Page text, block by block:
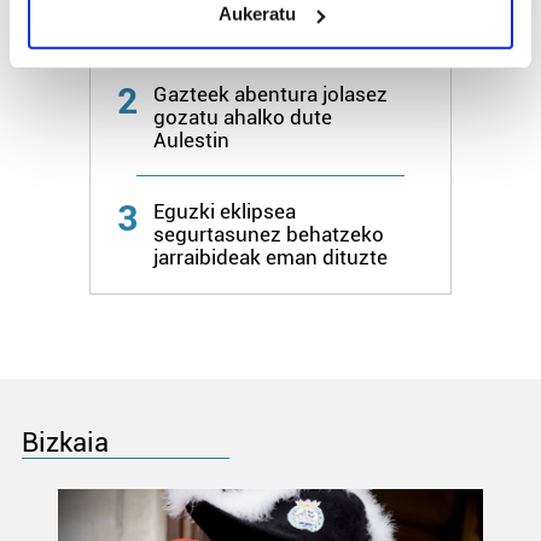
Identify your device by actively scanning it for
specific characteristics (fingerprinting)
and set your preferences in thedetails section
teknologia erabiliz, cookieak adibidez, iragarki eta eduki
pertsonalizatuak eskaintzeko, iragarkiak eta edukia
interes komertzial legitimoetan babesten dira. Ikusi gure
bazkideen zerrenda, beren ustez zein helburutarako
duten interes legitimoa eta horren aurka nola egin
dezakezun ikusteko.
Aukeratu
nagusia"
2
Gazteek abentura jolasez
gozatu ahalko dute
Aulestin
3
Eguzki eklipsea
segurtasunez behatzeko
jarraibideak eman dituzte
Bizkaia